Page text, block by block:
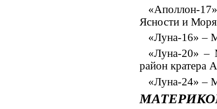
«Аполлон-
Ясности и
«Луна-16» –
«Луна-20» –
район кратера
«Луна-24» –